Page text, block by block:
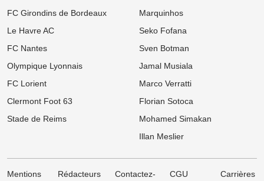
FC Girondins de Bordeaux
Le Havre AC
FC Nantes
Olympique Lyonnais
FC Lorient
Clermont Foot 63
Stade de Reims
Marquinhos
Seko Fofana
Sven Botman
Jamal Musiala
Marco Verratti
Florian Sotoca
Mohamed Simakan
Illan Meslier
Mentions
Rédacteurs
Contactez-
CGU Carrières